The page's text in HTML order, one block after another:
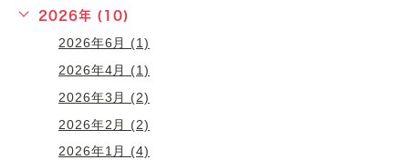
2026年 (10)
2026年6月 (1)
2026年4月 (1)
2026年3月 (2)
2026年2月 (2)
2026年1月 (4)